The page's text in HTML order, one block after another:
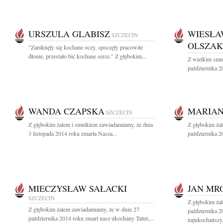
URSZULA GLABISZ SZCZECIN
"Zamknęły się kochane oczy, spoczęły pracowite
dłonie, przestało bić kochane serce." Z głębokim...
OLSZAK
Z wielkim
października
WANDA CZAPSKA SZCZECIN
Z głębokim żalem i smutkiem zawiadamiamy, że dnia
3 listopada 2014 roku zmarła Nasza...
Z głębokim
października
MIECZYSŁAW SAŁACKI
SZCZECIN
Z głębokim żalem zawiadamiamy, że w dniu 27
października 2014 roku zmarł nasz ukochany Tatuś,...
JAN
Z głębokim
października